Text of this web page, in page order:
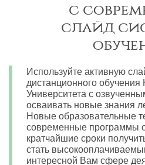
с
слайд
Используйте активную
дистанционного
Университета с
осваивать новые знания
Новые образовательные
современные программы
кратчайшие сроки
стать
интересной Вам сфере